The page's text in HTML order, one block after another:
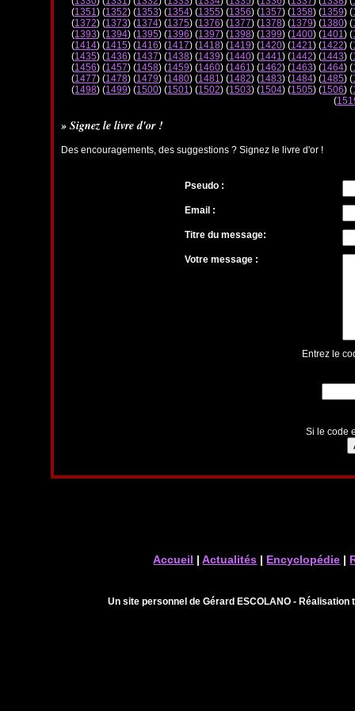
(1351) (1352) (1353) (1354) (1355) (1356) (1357) (1358) (1359) (
(1372) (1373) (1374) (1375) (1376) (1377) (1378) (1379) (1380) (
(1393) (1394) (1395) (1396) (1397) (1398) (1399) (1400) (1401) (
(1414) (1415) (1416) (1417) (1418) (1419) (1420) (1421) (1422) (
(1435) (1436) (1437) (1438) (1439) (1440) (1441) (1442) (1443) (
(1456) (1457) (1458) (1459) (1460) (1461) (1462) (1463) (1464) (
(1477) (1478) (1479) (1480) (1481) (1482) (1483) (1484) (1485) (
(1498) (1499) (1500) (1501) (1502) (1503) (1504) (1505) (1506) (
(
» Signez le livre d'or !
Des encouragements, des suggestions ? Signez le livre d'or !
Pseudo :
Email :
Titre du message:
Votre message :
Entrez le
Si le code
Accueil |Actualités | Encyclopédie |
Un site personnel de Gérard ESCOLANO -